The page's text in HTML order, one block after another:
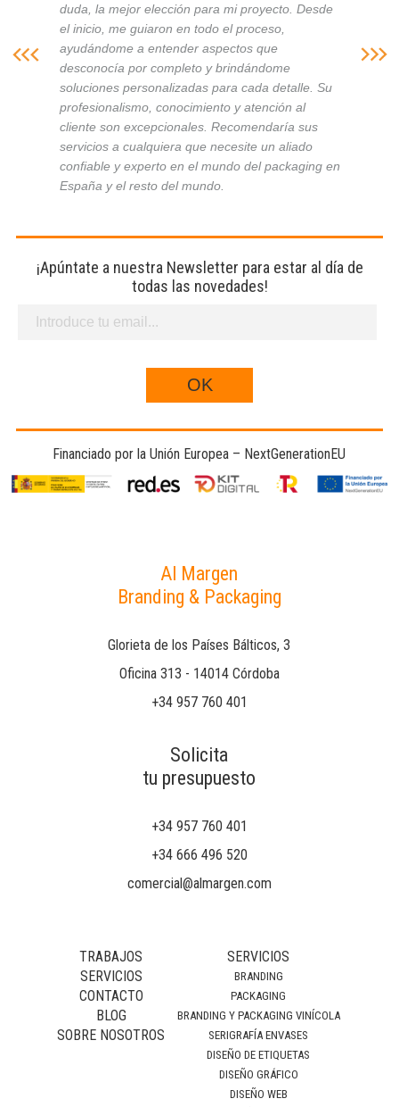
duda, la mejor elección para mi proyecto. Desde
el inicio, me guiaron en todo el proceso,
ayudándome a entender aspectos que
desconocía por completo y brindándome
soluciones personalizadas para cada detalle. Su
profesionalismo, conocimiento y atención al
cliente son excepcionales. Recomendaría sus
servicios a cualquiera que necesite un aliado
confiable y experto en el mundo del packaging en
España y el resto del mundo.
¡Apúntate a nuestra Newsletter para estar al día de
todas las novedades!
Financiado por la Unión Europea – NextGenerationEU
Al Margen
Branding & Packaging
Glorieta de los Países Bálticos, 3
Oficina 313 - 14014 Córdoba
+34 957 760 401
Solicita
tu presupuesto
+34 957 760 401
+34 666 496 520
comercial@almargen.com
TRABAJOS
SERVICIOS
CONTACTO
BLOG
SOBRE NOSOTROS
SERVICIOS
BRANDING
PACKAGING
BRANDING Y PACKAGING VINÍCOLA
SERIGRAFÍA ENVASES
DISEÑO DE ETIQUETAS
DISEÑO GRÁFICO
DISEÑO WEB